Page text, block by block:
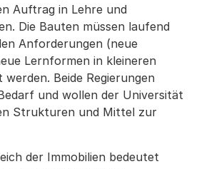
Auftrag in Lehre und
Die Bauten müssen laufend
Anforderungen (neue
Lernformen in kleineren
Beide Regierungen
und wollen der Universität
Strukturen und Mittel zur
der Immobilien bedeutet